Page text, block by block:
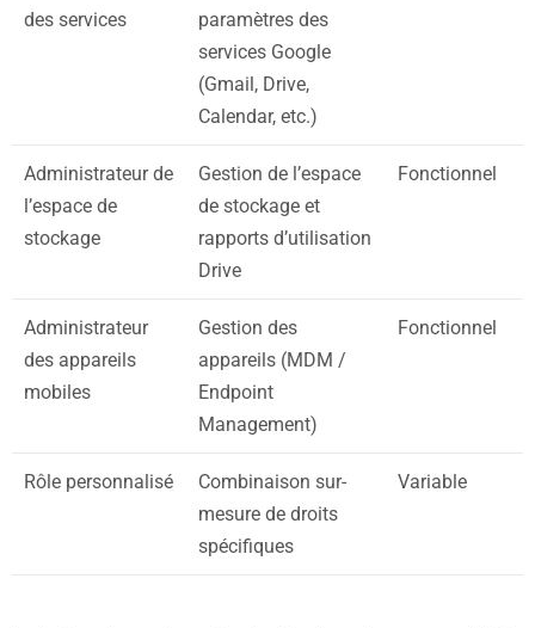
des services
paramètres des
services Google
(Gmail, Drive,
Calendar, etc.)
Administrateur de
l’espace de
stockage
Gestion de l’espace
de stockage et
rapports d’utilisation
Drive
Fonctionnel
Administrateur
des appareils
mobiles
Gestion des
appareils (MDM /
Endpoint
Management)
Fonctionnel
Rôle personnalisé
Combinaison sur-
mesure de droits
spécifiques
Variable